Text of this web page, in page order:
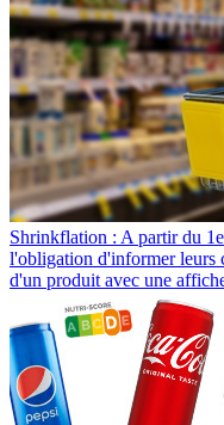
Shrinkflation : A partir du
l'obligation d'informer leurs
d'un produit avec une